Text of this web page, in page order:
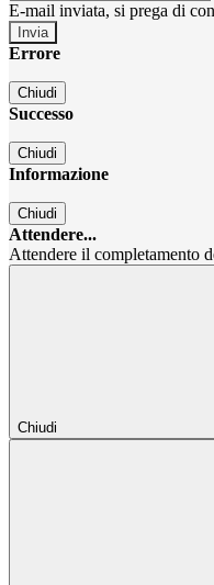
E-mail inviata, si prega di
Errore
Chiudi
Successo
Chiudi
Informazione
Chiudi
Attendere...
Attendere il completamento
Chiudi